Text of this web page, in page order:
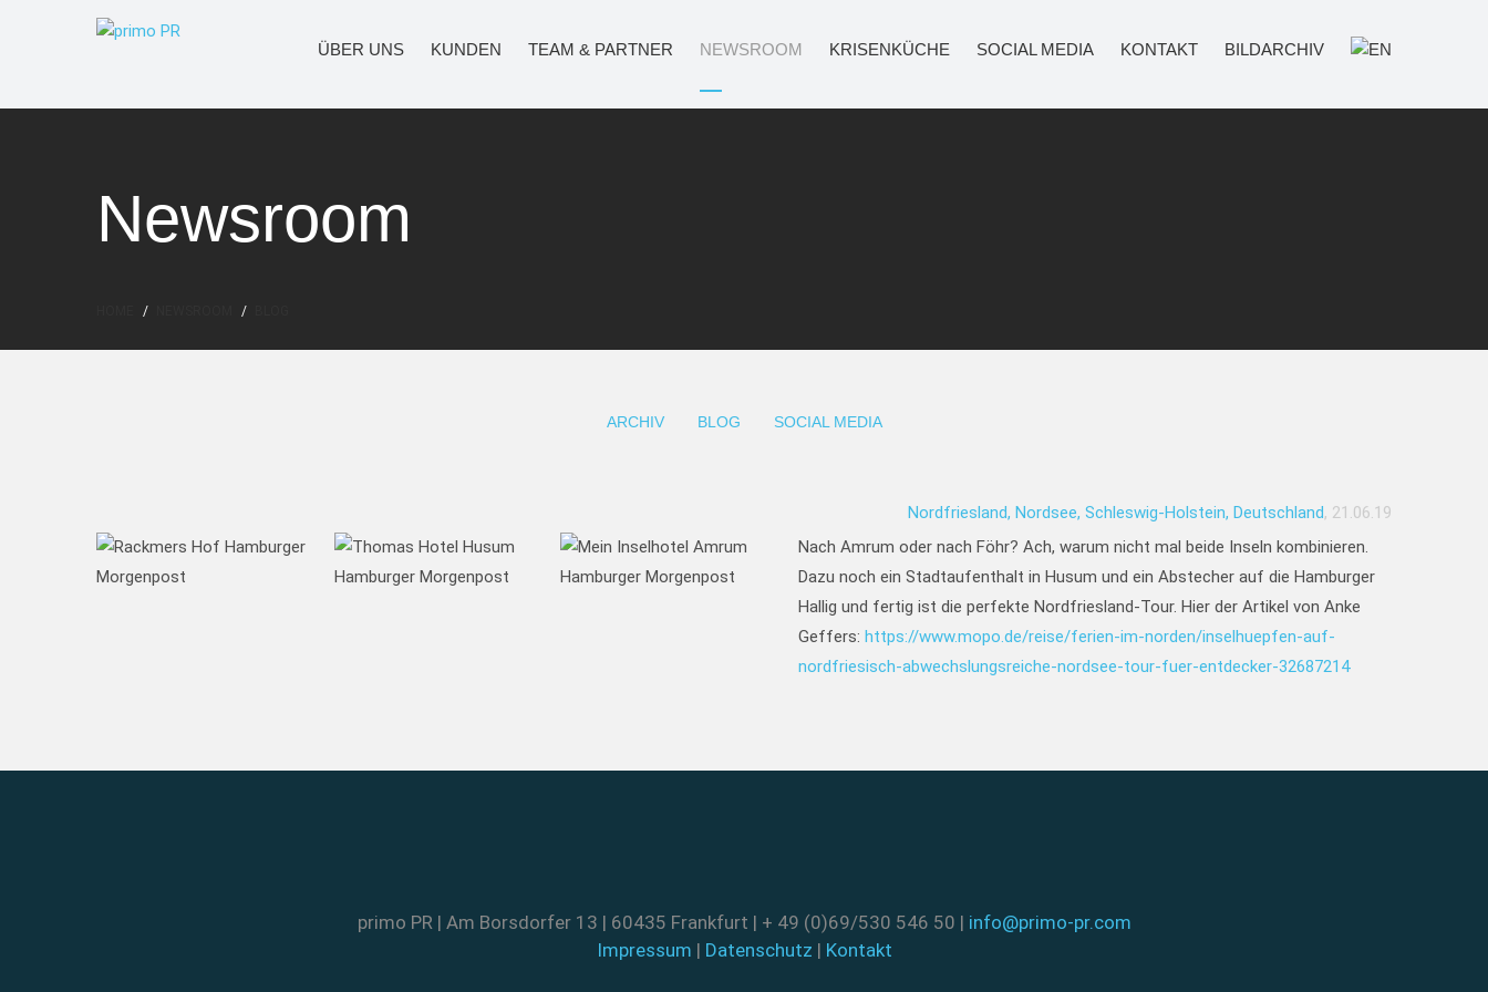
ÜBER UNS KUNDEN TEAM & PARTNER NEWSROOM KRISENKÜCHE SOCIAL MEDIA KONTAKT BILDARCHIV
Newsroom
ARCHIV BLOG SOCIAL MEDIA
Nordfriesland, Nordsee, Schleswig-Holstein, Deutschland, 21.06.19
Nach Amrum oder nach Föhr? Ach, warum nicht mal beide Inseln kombinieren.
Dazu noch ein Stadtaufenthalt in Husum und ein Abstecher auf die Hamburger
Hallig und fertig ist die perfekte Nordfriesland-Tour. Hier der Artikel von Anke
Geffers: https://www.mopo.de/reise/ferien-im-norden/inselhuepfen-auf-
nordfriesisch-abwechslungsreiche-nordsee-tour-fuer-entdecker-32687214
primo PR | Am Borsdorfer 13 | 60435 Frankfurt | + 49 (0)69/530 546 50 | info@primo-pr.com
Impressum | Datenschutz | Kontakt